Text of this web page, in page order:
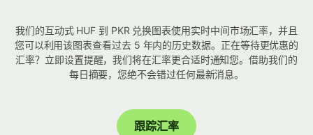
我们的互动式 HUF 到 PKR 兑换图表使用实时中间市场汇率，并且
您可以利用该图表查看过去 5 年内的历史数据。正在等待更优惠的
汇率？立即设置提醒，我们将在汇率更合适时通知您。借助我们的
每日摘要，您绝不会错过任何最新消息。
跟踪汇率